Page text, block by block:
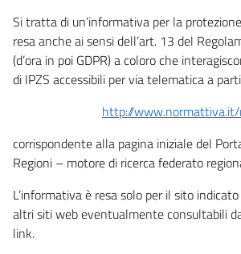
Si tratta di un’informativa per la
resa anche ai sensi dell’art. 13 del
(d’ora in poi GDPR) a coloro che
di IPZS accessibili per via telematica a
http://
corrispondente alla pagina iniziale del
Regioni – motore di ricerca federato
L’informativa è resa solo per il sito
altri siti web eventualmente consultabili
link.